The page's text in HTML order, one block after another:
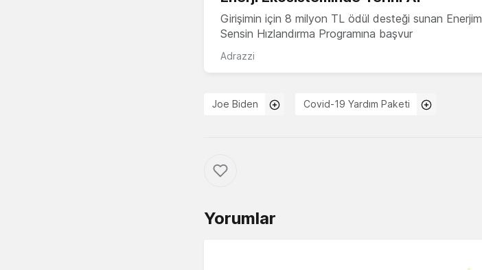
Girişimin için 8 milyon TL ödül desteği sunan Enerjim
Sensin Hızlandırma Programına başvur
Adrazzi
Joe Biden Covid-19 Yardım Paketi
Yorumlar